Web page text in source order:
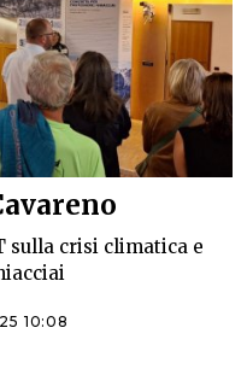
sulla crisi climatica e
10:08